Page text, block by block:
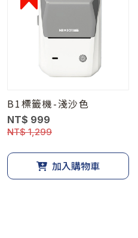
B1標籤機-淺沙色
NT$ 999
NT$ 1,299
加入購物車